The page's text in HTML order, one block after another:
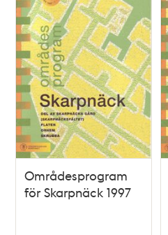
Områdesprogram
för Skarpnäck 1997